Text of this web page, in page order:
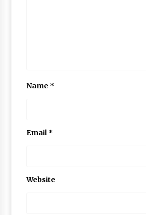
Name *
Email*
Website